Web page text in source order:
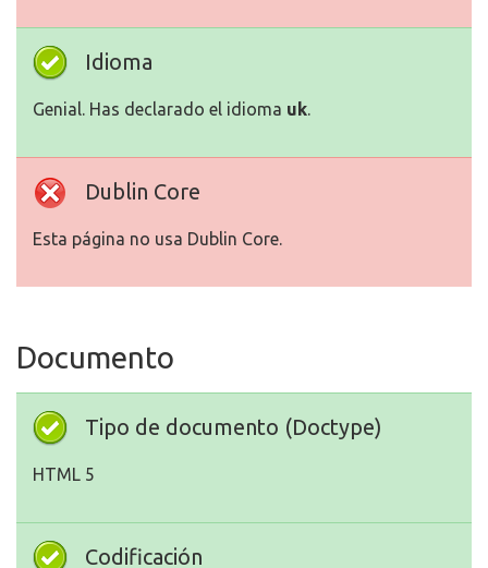
Idioma
Genial. Has declarado el idioma uk.
Dublin Core
Esta página no usa Dublin Core.
Documento
Tipo de documento (Doctype)
HTML 5
Codificación